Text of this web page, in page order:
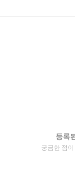
등록
궁금한 점